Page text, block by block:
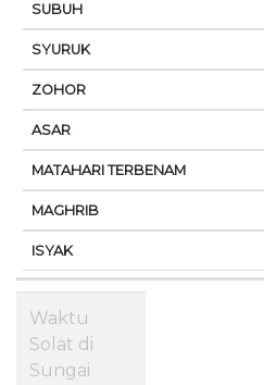
Waktu
Solat di
Sungai